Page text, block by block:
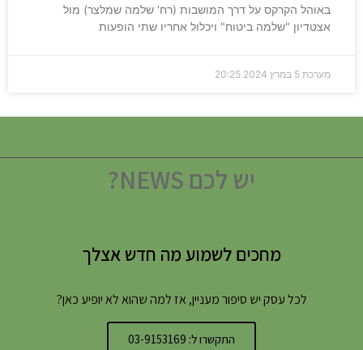
באוהל הקרקס על דרך המושבות (רח' שלמה שמלצר) מול
אצטדיון "שלמה ביטוח" ויכלול אחריו שתי הופעות
מערכת 5 במרץ 2024 20:25
יש לכם NEWS?
מחכים לשמוע מה חדש אצלך
לכל עסק יש סיפור מעניין, אז למה שהוא לא יופיע כאן?
התקשרו ל: 03-9153169